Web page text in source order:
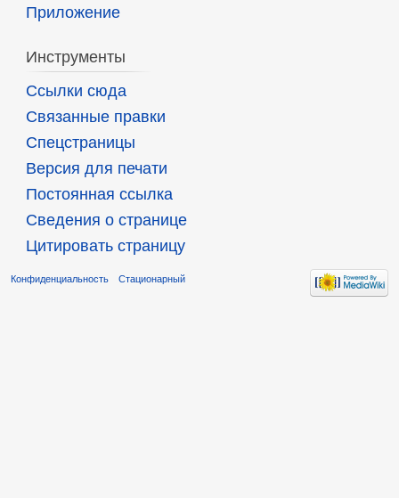
Приложение
Инструменты
Ссылки сюда
Связанные правки
Спецстраницы
Версия для печати
Постоянная ссылка
Сведения о странице
Цитировать страницу
Конфиденциальность Стационарный